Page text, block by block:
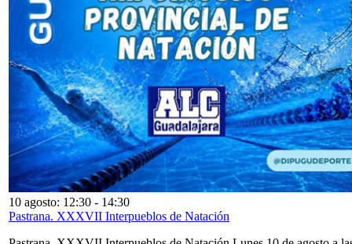
10 agosto: 12:30 - 14:30
Pastrana. XXXVII Interpueblos de Natación